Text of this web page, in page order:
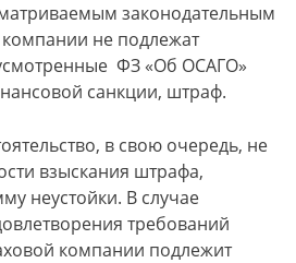
законодательным
не подлежат
ФЗ «Об ОСАГО»
санкции, штраф.
в свою очередь, не
взыскания штрафа,
неустойки. В случае
требований
компании подлежит